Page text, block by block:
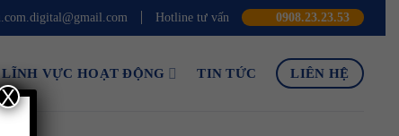
Hotline tư vấn 0908.23.23.53
LĨNH VỰC HOẠT ĐỘNG TIN TỨC LIÊN HỆ
X